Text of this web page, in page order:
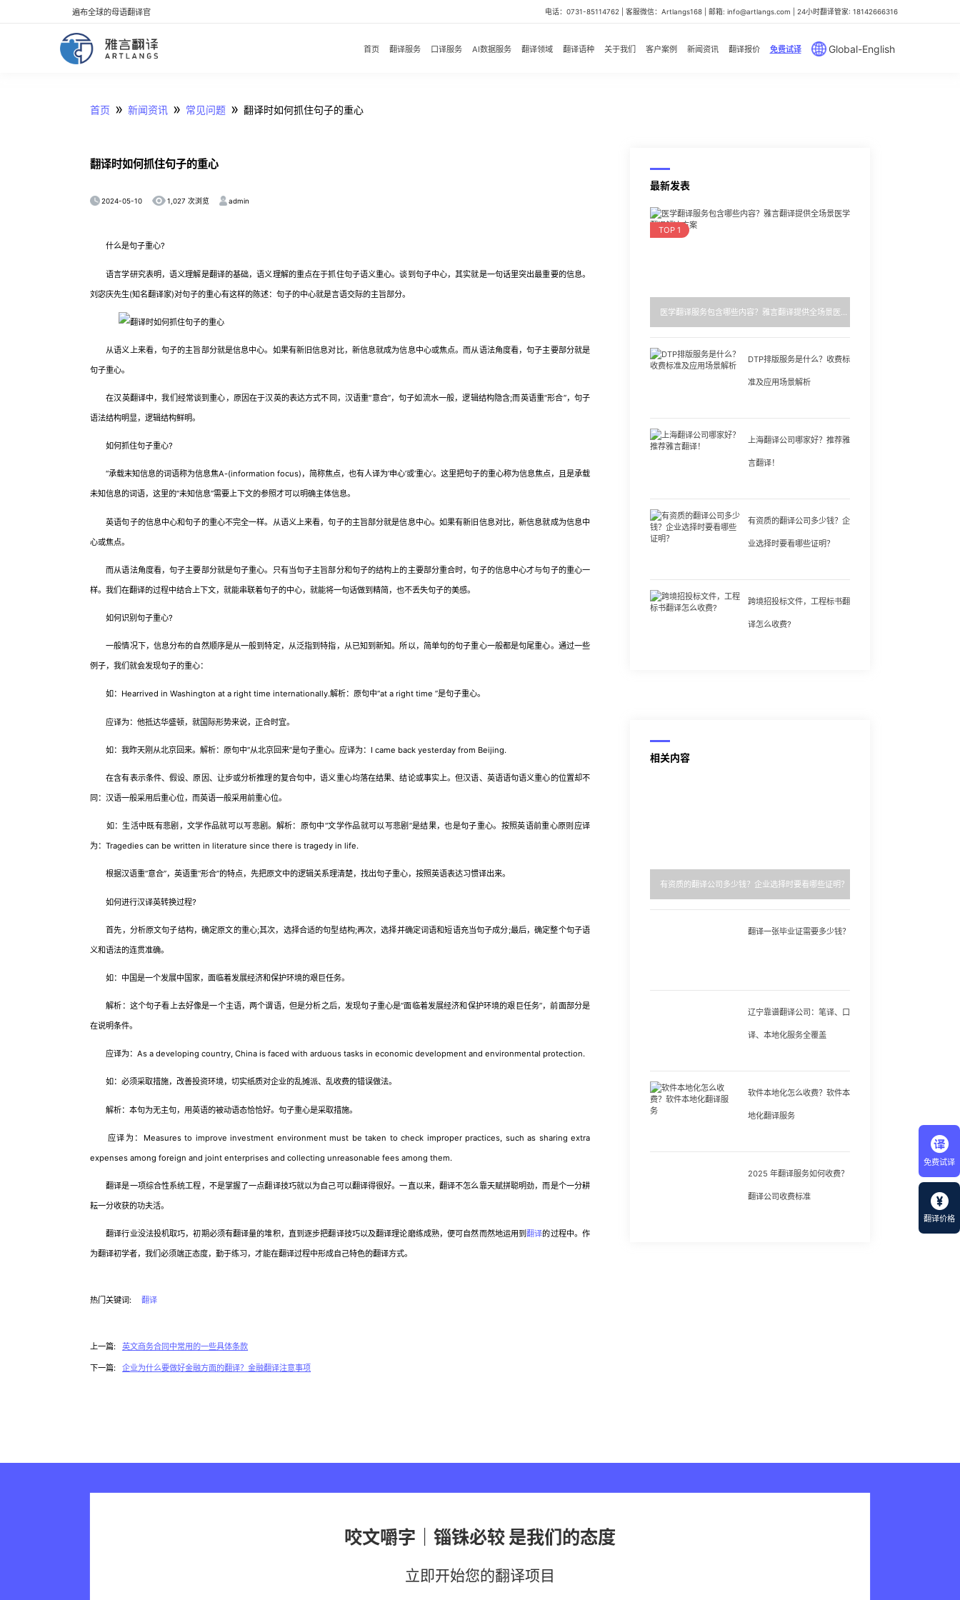
免费试译
翻译价格
遍布全球的母语翻译官 电话：0731-85114762 | 客服微信：Artlangs168 | 邮箱: info@artlangs.com | 24小时翻译管家: 18142666316
首页 翻译服务 口译服务 AI数据服务 翻译领域 翻译语种 关于我们 客户案例 新闻资讯 翻译报价 免费试译 Global-English
首页 » 新闻资讯 » 常见问题 » 翻译时如何抓住句子的重心
翻译时如何抓住句子的重心
2024-05-10 1,027 次浏览 admin
什么是句子重心?
语言学研究表明，语义理解是翻译的基础，语义理解的重点在于抓住句子语义重心。谈到句子中心，其实就是一句话里突出最重要的信息。
刘宓庆先生(知名翻译家)对句子的重心有这样的陈述：句子的中心就是言语交际的主旨部分。
从语义上来看，句子的主旨部分就是信息中心。如果有新旧信息对比，新信息就成为信息中心或焦点。而从语法角度看，句子主要部分就是
句子重心。
在汉英翻译中，我们经常谈到重心，原因在于汉英的表达方式不同，汉语重“意合”，句子如流水一般，逻辑结构隐含;而英语重“形合”，句子
语法结构明显，逻辑结构鲜明。
如何抓住句子重心?
“承载末知信息的词语称为信息焦A-(information focus)，简称焦点，也有人译为‘申心’或‘重心’。这里把句子的重心称为信息焦点，且是承载
未知信息的词语，这里的“未知信息”需要上下文的参照才可以明确主体信息。
英语句子的信息中心和句子的重心不完全一样。从语义上来看，句子的主旨部分就是信息中心。如果有新旧信息对比，新信息就成为信息中
心或焦点。
而从语法角度看，句子主要部分就是句子重心。只有当句子主旨部分和句子的结构上的主要部分重合时，句子的信息中心才与句子的重心一
样。我们在翻译的过程中结合上下文，就能串联着句子的中心，就能将一句话做到精简，也不丢失句子的美感。
如何识别句子重心?
一般情况下，信息分布的自然顺序是从一般到特定，从泛指到特指，从已知到新知。所以，简单句的句子重心一般都是句尾重心。通过一些
例子，我们就会发现句子的重心：
如：Hearrived in Washington at a right time internationally.解析：原句中“at a right time ”是句子重心。
应译为：他抵达华盛顿，就国际形势来说，正合时宜。
如：我昨天刚从北京回来。解析：原句中“从北京回来”是句子重心。应译为：I came back yesterday from Beijing.
在含有表示条件、假设、原因、让步或分析推理的复合句中，语义重心均落在结果、结论或事实上。但汉语、英语语句语义重心的位置却不
同：汉语一般采用后重心位，而英语一般采用前重心位。
如：生活中既有悲剧，文学作品就可以写悲剧。解析：原句中“文学作品就可以写悲剧”是结果，也是句子重心。按照英语前重心原则应译
为：Tragedies can be written in literature since there is tragedy in life.
根据汉语重“意合”，英语重“形合”的特点，先把原文中的逻辑关系理清楚，找出句子重心，按照英语表达习惯译出来。
如何进行汉译英转换过程?
首先，分析原文句子结构，确定原文的重心;其次，选择合适的句型结构;再次，选择并确定词语和短语充当句子成分;最后，确定整个句子语
义和语法的连贯准确。
如：中国是一个发展中国家，面临着发展经济和保护环境的艰巨任务。
解析：这个句子看上去好像是一个主语，两个谓语，但是分析之后，发现句子重心是“面临着发展经济和保护环境的艰巨任务”，前面部分是
在说明条件。
应译为：As a developing country, China is faced with arduous tasks in economic development and environmental protection.
如：必须采取措施，改善投资环境，切实纸质对企业的乱摊派、乱收费的错误做法。
解析：本句为无主句，用英语的被动语态恰恰好。句子重心是采取措施。
应译为：Measures to improve investment environment must be taken to check improper practices, such as sharing extra
expenses among foreign and joint enterprises and collecting unreasonable fees among them.
翻译是一项综合性系统工程，不是掌握了一点翻译技巧就以为自己可以翻译得很好。一直以来，翻译不怎么靠天赋拼聪明劲，而是个一分耕
耘一分收获的功夫活。
翻译行业没法投机取巧，初期必须有翻译量的堆积，直到逐步把翻译技巧以及翻译理论磨练成熟，便可自然而然地运用到翻译的过程中。作
为翻译初学者，我们必须端正态度，勤于练习，才能在翻译过程中形成自己特色的翻译方式。
热门关键词: 翻译
上一篇: 英文商务合同中常用的一些具体条款
下一篇: 企业为什么要做好金融方面的翻译？金融翻译注意事项
最新发表
TOP 1
医学翻译服务包含哪些内容？雅言翻译提供全场景医学翻译解决方案
DTP排版服务是什么？收费标
准及应用场景解析
上海翻译公司哪家好？推荐雅
言翻译！
有资质的翻译公司多少钱？企
业选择时要看哪些证明？
跨境招投标文件，工程标书翻
译怎么收费?
相关内容
有资质的翻译公司多少钱？企业选择时要看哪些证明？
翻译一张毕业证需要多少钱？
辽宁靠谱翻译公司：笔译、口
译、本地化服务全覆盖
软件本地化怎么收费？软件本
地化翻译服务
2025 年翻译服务如何收费？
翻译公司收费标准
咬文嚼字｜锱铢必较 是我们的态度
立即开始您的翻译项目